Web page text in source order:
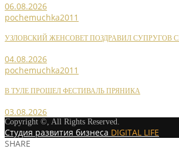
06.08.2026
pochemuchka2011
УЗЛОВСКИЙ ЖЕНСОВЕТ ПОЗДРАВИЛ СУПРУГОВ
04.08.2026
pochemuchka2011
В ТУЛЕ ПРОШЕЛ ФЕСТИВАЛЬ ПРЯНИКА
03.08.2026
Copyright ©, All Rights Reserved.
Студия развития бизнеса DIGITAL LIFE
SHARE